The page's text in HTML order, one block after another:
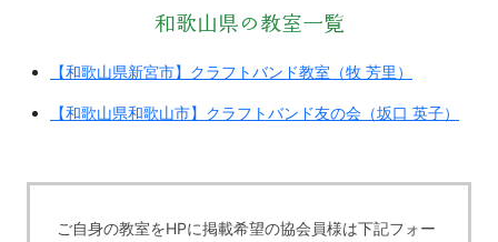
和歌山県の教室一覧
【和歌山県新宮市】クラフトバンド教室（牧 芳里）
【和歌山県和歌山市】クラフトバンド友の会（坂口 英子）
ご自身の教室をHPに掲載希望の協会員様は下記フォー